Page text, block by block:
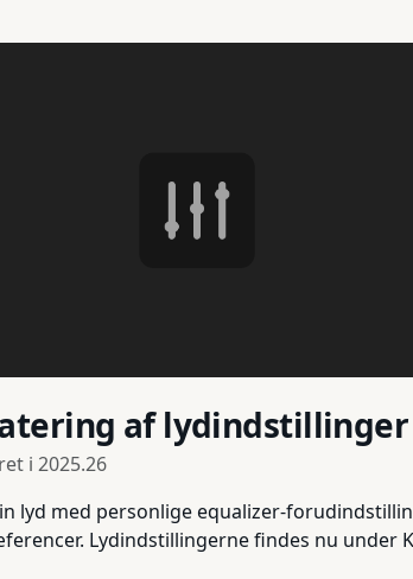
af lydindstillinger
i 2025.26
lyd med personlige equalizer-
Lydindstillingerne findes nu under